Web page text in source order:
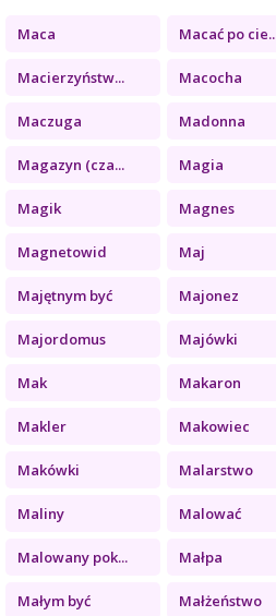
Maca Macać po
Macierzyństw... Macocha
Maczuga Madonna
Magazyn (cza... Magia
Magik Magnes
Magnetowid Maj
Majętnym być Majonez
Majordomus Majówki
Mak Makaron
Makler Makowiec
Makówki Malarstwo
Maliny Malować
Malowany pok... Małpa
Małym być Małżeństwo